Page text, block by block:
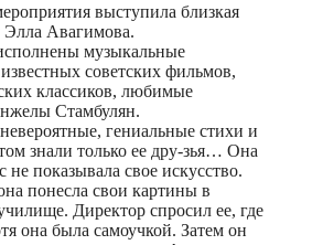
выступила близкая
Авагимова.
музыкальные
советских фильмов,
классиков, любимые
Стамбулян.
гениальные стихи и
знали только ее дру-зья… Она
не показывала свое искусство.
понесла свои картины в
Директор спросил ее, где
она была самоучкой. Затем он